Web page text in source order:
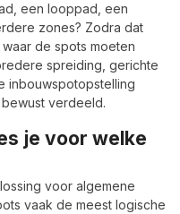
een looppad, een
zones? Zodra dat
de spots moeten
spreiding, gerichte
inbouwspotopstelling
verdeeld.
je voor welke
voor algemene
vaak de meest logische